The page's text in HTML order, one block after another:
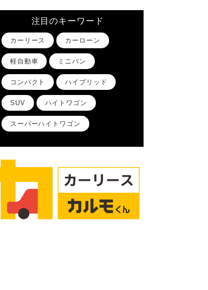
注目のキーワード
カーリース カーローン
軽自動車 ミニバン
コンパクト ハイブリッド
SUV ハイトワゴン
スーパーハイトワゴン